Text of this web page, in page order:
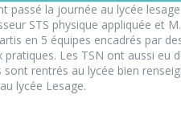
passé la journée au lycée
STS physique appliquée et
en 5 équipes encadrés par
Les TSN ont aussi eu
sont rentrés au lycée bien
lycée Lesage.